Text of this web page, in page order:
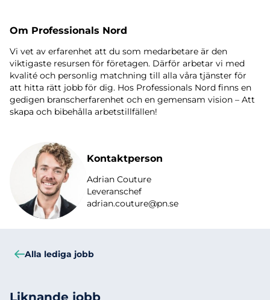
Om Professionals Nord
Vi vet av erfarenhet att du som medarbetare är den
viktigaste resursen för företagen. Därför arbetar vi med
kvalité och personlig matchning till alla våra tjänster för
att hitta rätt jobb för dig. Hos Professionals Nord finns en
gedigen branscherfarenhet och en gemensam vision – Att
skapa och bibehålla arbetstillfällen!
Kontaktperson
Adrian Couture
Leveranschef
adrian.couture@pn.se
Alla lediga jobb
Liknande jobb